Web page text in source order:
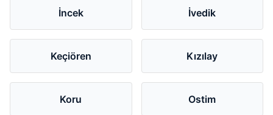
İncek İvedik
Keçiören Kızılay
Koru Ostim